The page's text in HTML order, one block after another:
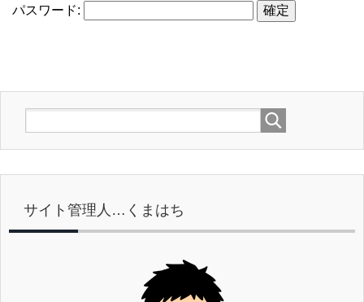
パスワード:
サイト管理人…くまはち